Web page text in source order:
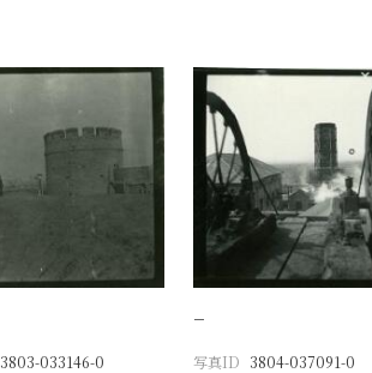
3803-033146-0
−
写真ID 3804-037091-0